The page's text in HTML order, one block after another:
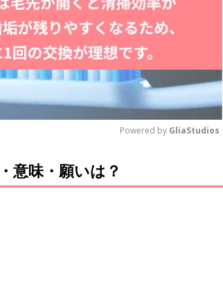
u
Powered by GliaStudios
意味・願いは？